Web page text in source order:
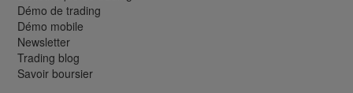
Démo de trading
Démo mobile
Newsletter
Trading blog
Savoir boursier